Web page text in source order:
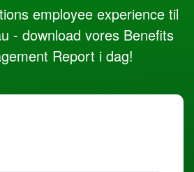
employee experience til
- download vores Benefits
Report i dag!